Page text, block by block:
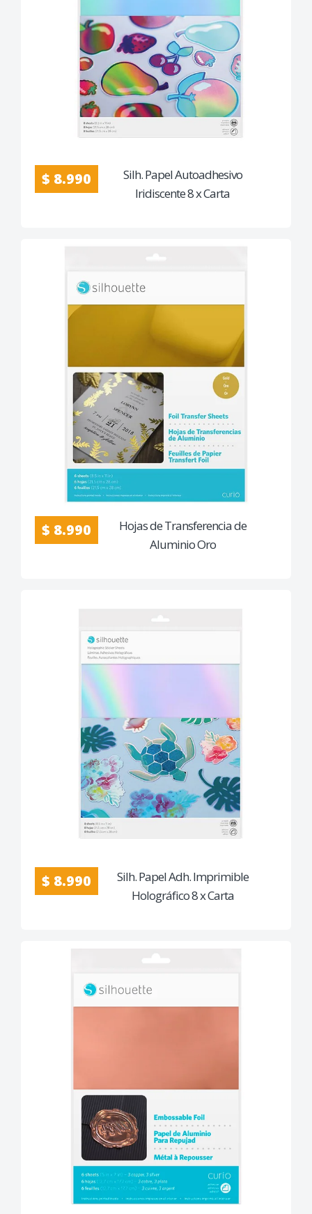
$ 8.990
Silh. Papel Autoadhesivo
Iridiscente 8 x Carta
$ 8.990
Hojas de Transferencia de
Aluminio Oro
$ 8.990
Silh. Papel Adh. Imprimible
Holográfico 8 x Carta